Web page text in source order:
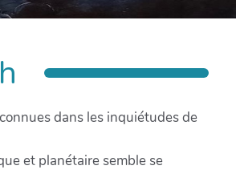
dans les inquiétudes de
et planétaire semble se